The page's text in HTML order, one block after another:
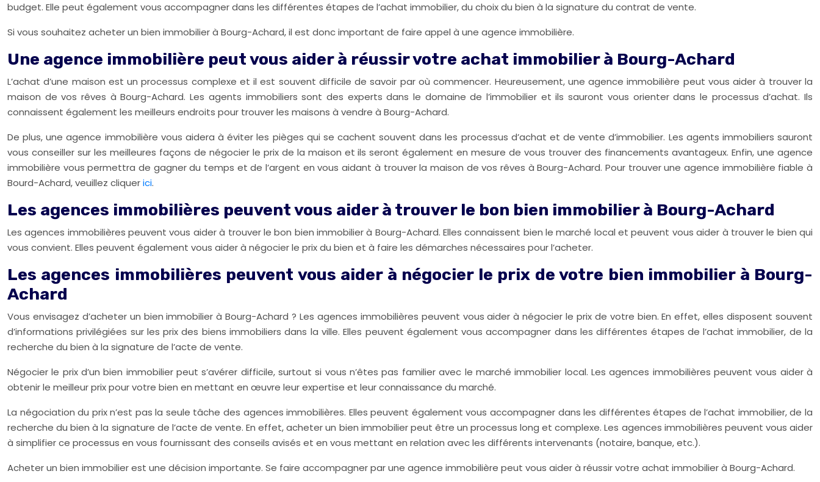
budget. Elle peut également vous accompagner dans les différentes étapes de l’achat immobilier, du choix du bien à la signature du contrat de vente.
Si vous souhaitez acheter un bien immobilier à Bourg-Achard, il est donc important de faire appel à une agence immobilière.
Une agence immobilière peut vous aider à réussir votre achat immobilier à Bourg-Achard
L’achat d’une maison est un processus complexe et il est souvent difficile de savoir par où commencer. Heureusement, une agence immobilière peut vous aider à trouver la
maison de vos rêves à Bourg-Achard. Les agents immobiliers sont des experts dans le domaine de l’immobilier et ils sauront vous orienter dans le processus d’achat. Ils
connaissent également les meilleurs endroits pour trouver les maisons à vendre à Bourg-Achard.
De plus, une agence immobilière vous aidera à éviter les pièges qui se cachent souvent dans les processus d’achat et de vente d’immobilier. Les agents immobiliers sauront
vous conseiller sur les meilleures façons de négocier le prix de la maison et ils seront également en mesure de vous trouver des financements avantageux. Enfin, une agence
immobilière vous permettra de gagner du temps et de l’argent en vous aidant à trouver la maison de vos rêves à Bourg-Achard. Pour trouver une agence immobilière fiable à
Bourd-Achard, veuillez cliquerici.
Les agences immobilières peuvent vous aider à trouver le bon bien immobilier à Bourg-Achard
Les agences immobilières peuvent vous aider à trouver le bon bien immobilier à Bourg-Achard. Elles connaissent bien le marché local et peuvent vous aider à trouver le bien qui
vous convient. Elles peuvent également vous aider à négocier le prix du bien et à faire les démarches nécessaires pour l’acheter.
Les agences immobilières peuvent vous aider à négocier le prix de votre bien immobilier à Bourg-
Achard
Vous envisagez d’acheter un bien immobilier à Bourg-Achard ? Les agences immobilières peuvent vous aider à négocier le prix de votre bien. En effet, elles disposent souvent
d’informations privilégiées sur les prix des biens immobiliers dans la ville. Elles peuvent également vous accompagner dans les différentes étapes de l’achat immobilier, de la
recherche du bien à la signature de l’acte de vente.
Négocier le prix d’un bien immobilier peut s’avérer difficile, surtout si vous n’êtes pas familier avec le marché immobilier local. Les agences immobilières peuvent vous aider à
obtenir le meilleur prix pour votre bien en mettant en œuvre leur expertise et leur connaissance du marché.
La négociation du prix n’est pas la seule tâche des agences immobilières. Elles peuvent également vous accompagner dans les différentes étapes de l’achat immobilier, de la
recherche du bien à la signature de l’acte de vente. En effet, acheter un bien immobilier peut être un processus long et complexe. Les agences immobilières peuvent vous aider
à simplifier ce processus en vous fournissant des conseils avisés et en vous mettant en relation avec les différents intervenants (notaire, banque, etc.).
Acheter un bien immobilier est une décision importante. Se faire accompagner par une agence immobilière peut vous aider à réussir votre achat immobilier à Bourg-Achard.